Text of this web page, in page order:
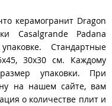
керамогранит Dragon
Casalgrande Padana
Стандартные
30x30 см. Каждому
упаковки. При
на нашем сайте, вам
о количестве плит и